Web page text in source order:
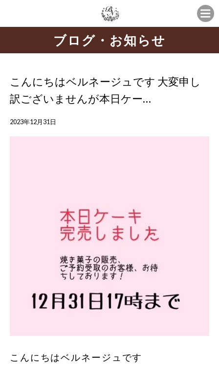
ブログ・お知らせ
こんにちはベルネージュです 大変申し
訳ございませんが本日ケー…
2023年12月31日
こんにちはベルネージュです